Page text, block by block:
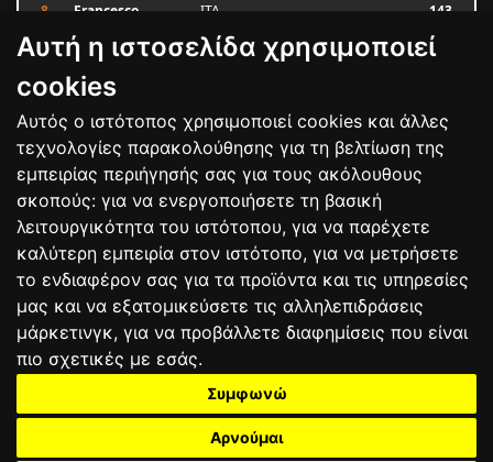
Αυτή η ιστοσελίδα χρησιμοποιεί
cookies
Αυτός ο ιστότοπος χρησιμοποιεί cookies και άλλες
τεχνολογίες παρακολούθησης για τη βελτίωση της
εμπειρίας περιήγησής σας για τους ακόλουθους
σκοπούς: για να ενεργοποιήσετε τη βασική
λειτουργικότητα του ιστότοπου, για να παρέχετε
καλύτερη εμπειρία στον ιστότοπο, για να μετρήσετε
το ενδιαφέρον σας για τα προϊόντα και τις υπηρεσίες
μας και να εξατομικεύσετε τις αλληλεπιδράσεις
μάρκετινγκ, για να προβάλλετε διαφημίσεις που είναι
πιο σχετικές με εσάς.
Συμφωνώ
Αρνούμαι
8
Francesco ITA 143
9 Alex MARQUEZ SPA
Luca MARINI
Bαθμολογία
ΟΡΟΙ ΧΡΗΣΗΣΠΟΛΙΤΙΚΗ ΠΡΟΣΤΑΣΙΑΣ
ΑΓΩΝΕΣΑΠΟΤΕΛΕΣΜΑΤΑΑΓΟΡΑ